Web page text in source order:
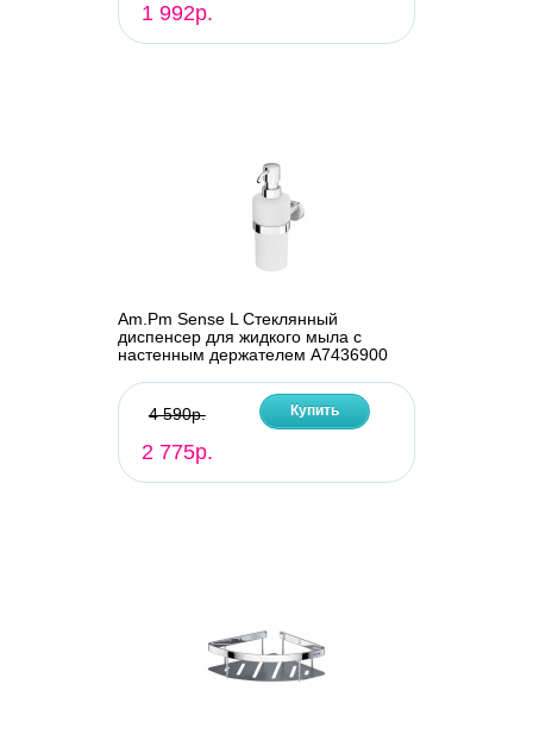
1 992р.
Am.Pm Sense L Стеклянный
диспенсер для жидкого мыла с
настенным держателем A7436900
4 590р.
2 775р.
Купить